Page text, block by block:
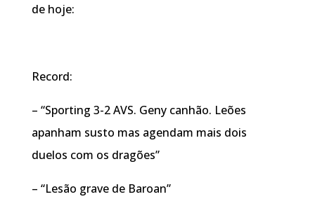
de hoje:
Record:
– “Sporting 3-2 AVS. Geny canhão. Leões
apanham susto mas agendam mais dois
duelos com os dragões”
– “Lesão grave de Baroan”